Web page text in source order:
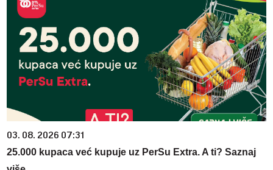
03. 08. 2026 07:31
25.000 kupaca već kupuje uz PerSu Extra. A ti? Saznaj